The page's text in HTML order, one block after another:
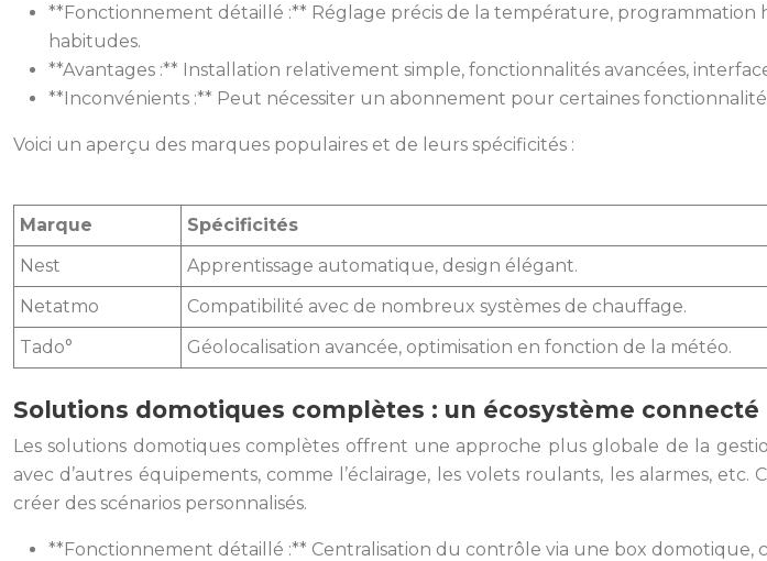
**Fonctionnement détaillé :** Réglage précis de la température, programmation
habitudes.
**Avantages :** Installation relativement simple, fonctionnalités avancées,
**Inconvénients :** Peut nécessiter un abonnement pour certaines
Voici un aperçu des marques populaires et de leurs spécificités :
Marque Spécificités
Nest
Apprentissage automatique, design élégant.
Netatmo
Compatibilité avec de nombreux systèmes de chauffage.
Tado°
Géolocalisation avancée, optimisation en fonction de la météo.
Solutions domotiques complètes : un écosystème connecté
Les solutions domotiques complètes offrent une approche plus globale de la
avec d’autres équipements, comme l’éclairage, les volets roulants, les alarmes,
créer des scénarios personnalisés.
**Fonctionnement détaillé :** Centralisation du contrôle via une box domotique,